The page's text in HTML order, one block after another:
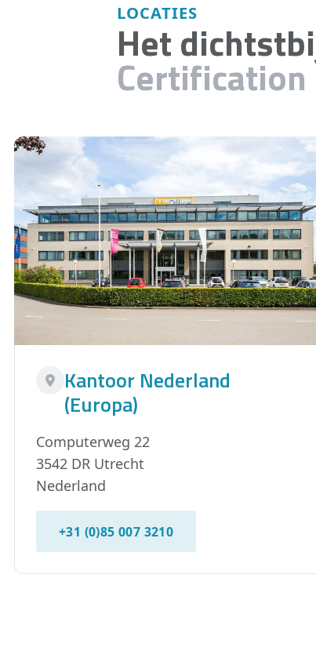
LOCATIES
Het
Certification
Kantoor Nederland
(Europa)
Computerweg 22
3542 DR Utrecht
Nederland
+31 (0)85 007 3210